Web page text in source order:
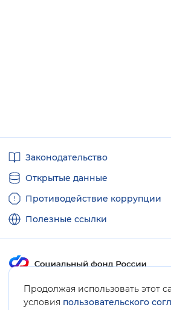
Продолжая использовать этот
условия пользовательского
ссылкиЗаконодательство
Открытые данные
Противодействие коррупции
Полезные ссылки
Карта сайта